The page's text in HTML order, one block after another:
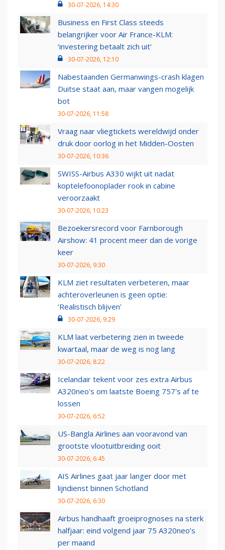
30-07-2026, 14:30
Business en First Class steeds
belangrijker voor Air France-KLM:
‘investering betaalt zich uit’
30-07-2026, 12:10
Nabestaanden Germanwings-crash klagen
Duitse staat aan, maar vangen mogelijk
bot
30-07-2026, 11:58
Vraag naar vliegtickets wereldwijd onder
druk door oorlog in het Midden-Oosten
30-07-2026, 10:36
SWISS-Airbus A330 wijkt uit nadat
koptelefoonoplader rook in cabine
veroorzaakt
30-07-2026, 10:23
Bezoekersrecord voor Farnborough
Airshow: 41 procent meer dan de vorige
keer
30-07-2026, 9:30
KLM ziet resultaten verbeteren, maar
achteroverleunen is geen optie:
‘Realistisch blijven’
30-07-2026, 9:29
KLM laat verbetering zien in tweede
kwartaal, maar de weg is nog lang
30-07-2026, 8:22
Icelandair tekent voor zes extra Airbus
A320neo's om laatste Boeing 757's af te
lossen
30-07-2026, 6:52
US-Bangla Airlines aan vooravond van
grootste vlootuitbreiding ooit
30-07-2026, 6:45
AIS Airlines gaat jaar langer door met
lijndienst binnen Schotland
30-07-2026, 6:30
Airbus handhaaft groeiprognoses na sterk
halfjaar: eind volgend jaar 75 A320neo’s
per maand